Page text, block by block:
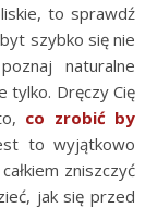
to sprawdź
szybko się nie
naturalne
tylko. Dręczy Cię
co zrobić by
to wyjątkowo
zniszczyć
jak się przed